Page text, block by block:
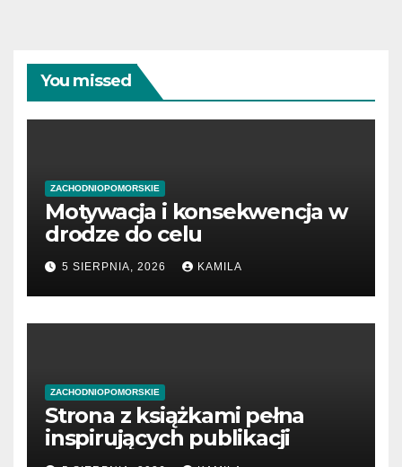
You missed
ZACHODNIOPOMORSKIE
Motywacja i konsekwencja w
drodze do celu
5 SIERPNIA, 2026 KAMILA
ZACHODNIOPOMORSKIE
Strona z książkami pełna
inspirujących publikacji